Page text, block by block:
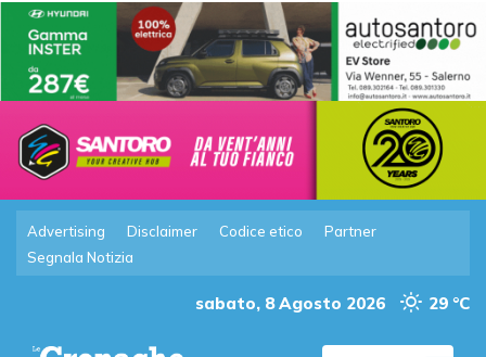
Advertising Disclaimer Codice etico
Partner
Segnala Notizia
sabato, 8 Agosto 2026 29 °C